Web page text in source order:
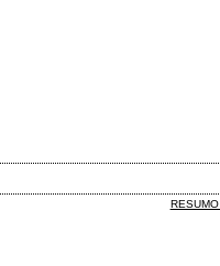
RESUMO